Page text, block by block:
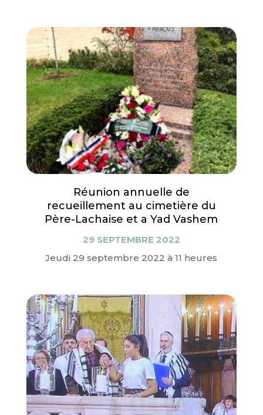
Réunion annuelle de
recueillement au cimetière du
Père-Lachaise et a Yad Vashem
29 SEPTEMBRE 2022
Jeudi 29 septembre 2022 à 11 heures